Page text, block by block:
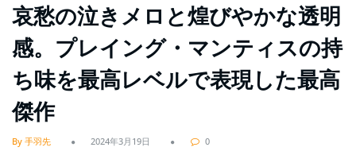
哀愁の泣きメロと煌びやかな透明
感。プレイング・マンティスの持
ち味を最高レベルで表現した最高
傑作
By 手羽先 2024年3月19日 0